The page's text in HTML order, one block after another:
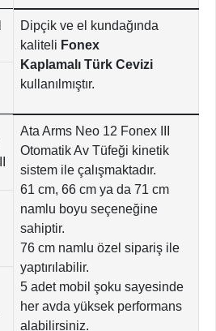
Dipçik ve el kundağında
kaliteli Fonex
Kaplamalı Türk Cevizi
kullanılmıştır.
Ata Arms Neo 12 Fonex III
Otomatik Av Tüfeği kinetik
sistem ile çalışmaktadır.
61 cm, 66 cm ya da 71 cm
namlu boyu seçeneğine
sahiptir.
76 cm namlu özel sipariş ile
yaptırılabilir.
5 adet mobil şoku sayesinde
her avda yüksek performans
alabilirsiniz.